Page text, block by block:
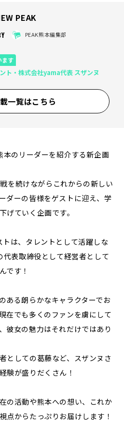
PEAK
PEAK熊本編集部
ます
ト・株式会社yama代表 スザンヌ
一覧はこちら
本のリーダーを紹介する新企画
を続けながらこれからの新しい
ダーの皆様をゲストに迎え、学
げていく企画です。
は、タレントとして活躍しな
表取締役として経営者として
です！
ある朗らかなキャラクターでお
在でも多くのファンを虜にして
彼女の魅力はそれだけではあり
としての葛藤など、スザンヌさ
験が盛りだくさん！
の活動や熊本への想い、これか
点からたっぷりお届けします！